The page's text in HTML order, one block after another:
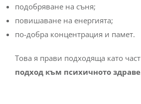
повишаване на енергията;
по-добра концентрация и памет.
подход към психичното здраве.